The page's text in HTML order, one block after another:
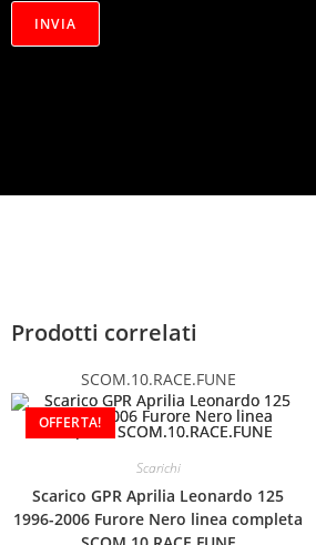
a
INVIA
Prodotti correlati
SCOM.10.RACE.FUNE
OFFERTA!
Scarichi
Scarico GPR Aprilia Leonardo 125
1996-2006 Furore Nero linea completa